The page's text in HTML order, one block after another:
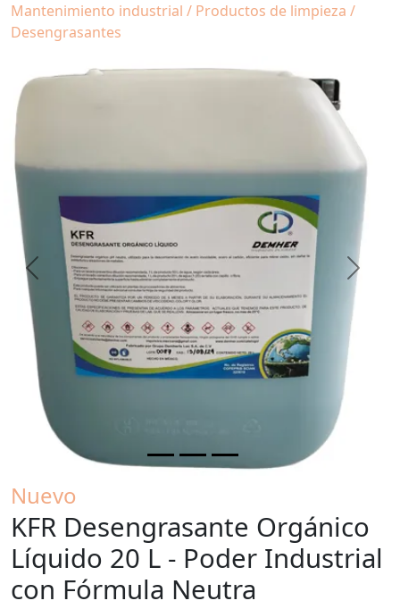
Mantenimiento industrial / Productos de limpieza /
Desengrasantes
Previous Next
Nuevo
KFR Desengrasante Orgánico
Líquido 20 L - Poder Industrial
con Fórmula Neutra